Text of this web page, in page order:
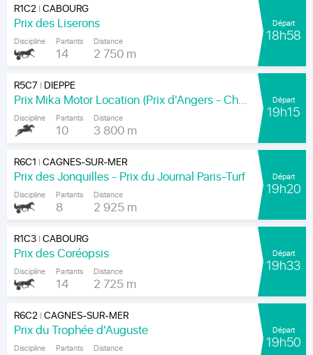
R1C2|CABOURG
Prix des Liserons
Discipline Partants
14
Distance
2 750 m
Départ
18h58
R5C7 | DIEPPE
Prix Mika Motor Location (Prix d'Angers - Chamionnat Paris-Turf des Apprentis-Jeunes-Jockeys)
Discipline Partants
10
Distance
3 800 m
Départ
19h15
R6C1 |CAGNES-SUR-MER
Prix des Jonquilles - Prix du Journal Paris-Turf
Discipline Partants
8
Distance
2 925 m
Départ
19h20
R1C3|CABOURG
Prix des Coréopsis
Discipline Partants
14
Distance
2 725 m
Départ
19h33
R6C2|CAGNES-SUR-MER
Prix du Trophée d'Auguste
Discipline Partants Distance
Départ
19h50